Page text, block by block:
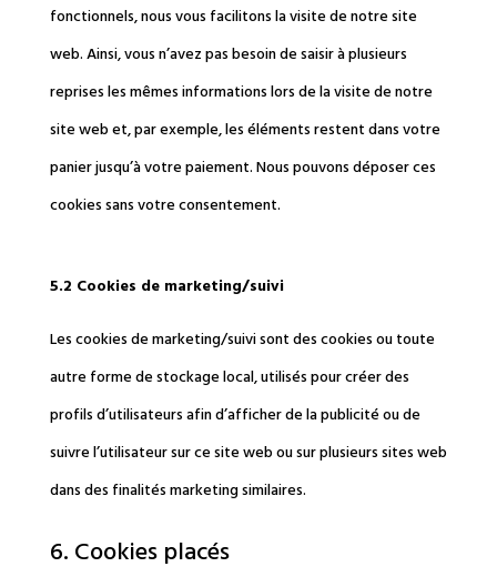
fonctionnels, nous vous facilitons la visite de notre site
web. Ainsi, vous n’avez pas besoin de saisir à plusieurs
reprises les mêmes informations lors de la visite de notre
site web et, par exemple, les éléments restent dans votre
panier jusqu’à votre paiement. Nous pouvons déposer ces
cookies sans votre consentement.
5.2 Cookies de marketing/suivi
Les cookies de marketing/suivi sont des cookies ou toute
autre forme de stockage local, utilisés pour créer des
profils d’utilisateurs afin d’afficher de la publicité ou de
suivre l’utilisateur sur ce site web ou sur plusieurs sites web
dans des finalités marketing similaires.
6. Cookies placés